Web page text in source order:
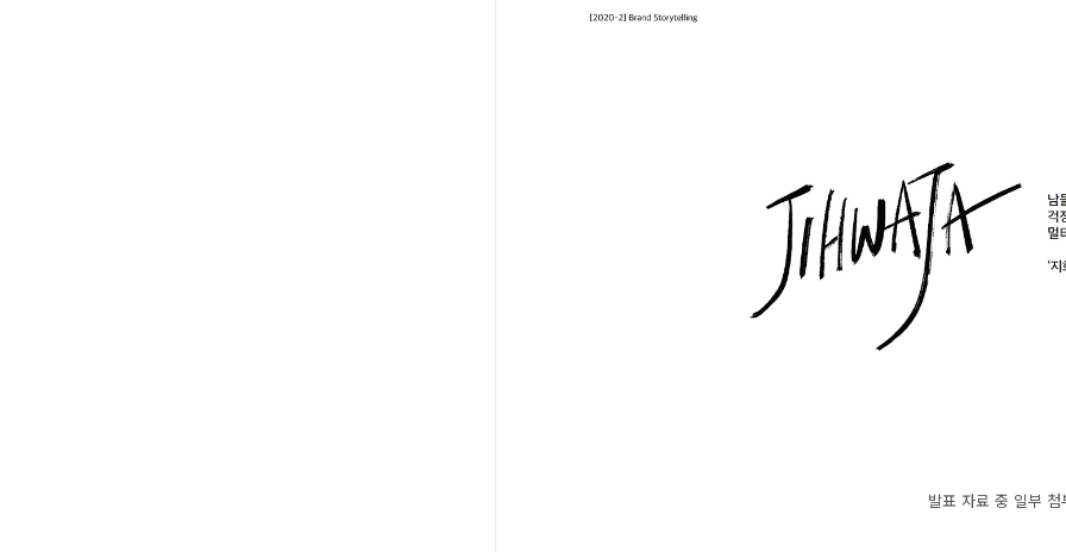
발표 자료 중 일부 첨